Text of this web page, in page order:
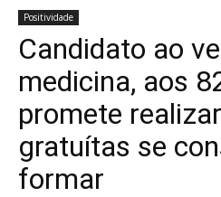
Positividade
Candidato ao
medicina, aos
promete
gratuítas se
formar